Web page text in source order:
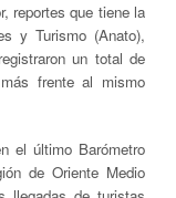
reportes que tiene la
y Turismo (Anato),
un total de
frente al mismo
el último Barómetro
de Oriente Medio